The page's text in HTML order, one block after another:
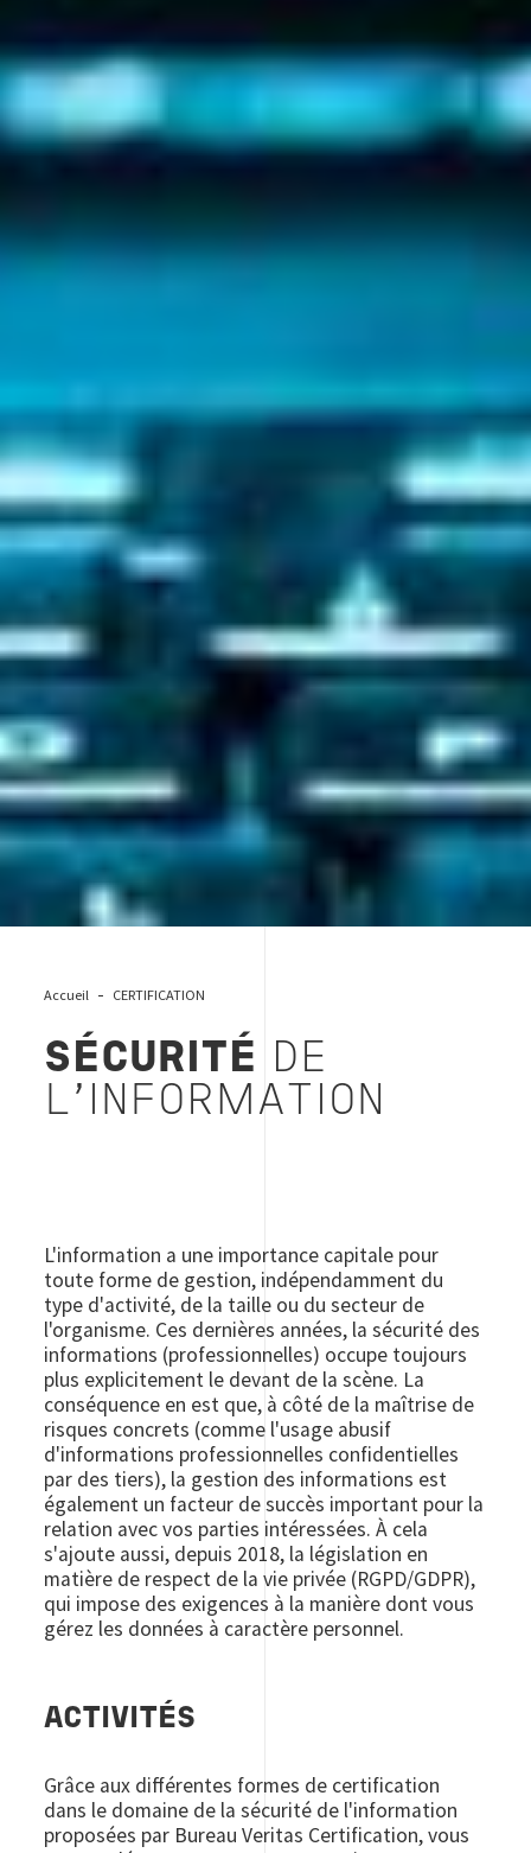
Accueil CERTIFICATION
SÉCURITÉ
DE
L'INFORMATION
L'information a une importance capitale pour
toute forme de gestion, indépendamment du
type d'activité, de la taille ou du secteur de
l'organisme. Ces dernières années, la sécurité des
informations (professionnelles) occupe toujours
plus explicitement le devant de la scène. La
conséquence en est que, à côté de la maîtrise de
risques concrets (comme l'usage abusif
d'informations professionnelles confidentielles
par des tiers), la gestion des informations est
également un facteur de succès important pour la
relation avec vos parties intéressées. À cela
s'ajoute aussi, depuis 2018, la législation en
matière de respect de la vie privée (RGPD/GDPR),
qui impose des exigences à la manière dont vous
gérez les données à caractère personnel.
ACTIVITÉS
Grâce aux différentes formes de certification
dans le domaine de la sécurité de l'information
proposées par Bureau Veritas Certification, vous